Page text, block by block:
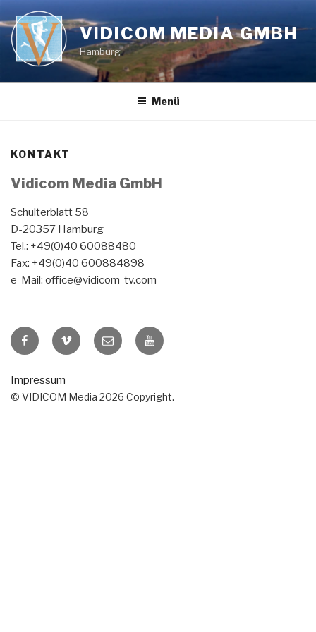
Inhalt
springen
VIDICOM MEDIA GMBH
Hamburg
Menü
KONTAKT
Vidicom Media GmbH
Schulterblatt 58
D-20357 Hamburg
Tel.: +49(0)40 60088480
Fax: +49(0)40 600884898
e-Mail: office@vidicom-tv.com
VIDICOM
auf
VIDICOM
auf
E-
Mail
VIDICOM
auf
Impressum
© VIDICOM Media 2026 Copyright.